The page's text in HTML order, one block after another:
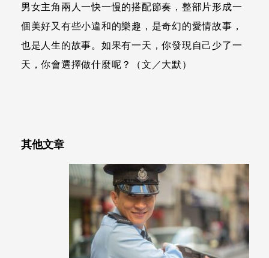
男女主角兩人一快一慢的搭配節奏，整部片形成一
個美好又有些小違和的樂趣，是奇幻的愛情故事，
也是人生的故事。如果有一天，你發現自己少了一
天，你會選擇做什麼呢？（文／大默）
其他文章